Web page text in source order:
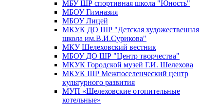
МБУ ШР спортивная школа "Юность"
МБОУ Гимназия
МБОУ Лицей
МКУК ДО ШР "Детская художественная
школа им.В.И.Сурикова"
МКУ Шелеховский вестник
МБОУ ДО ШР "Центр творчества"
МКУК Городской музей Г.И. Шелехова
МКУК ШР Межпоселенческий центр
культурного развития
МУП «Шелеховские отопительные
котельные»